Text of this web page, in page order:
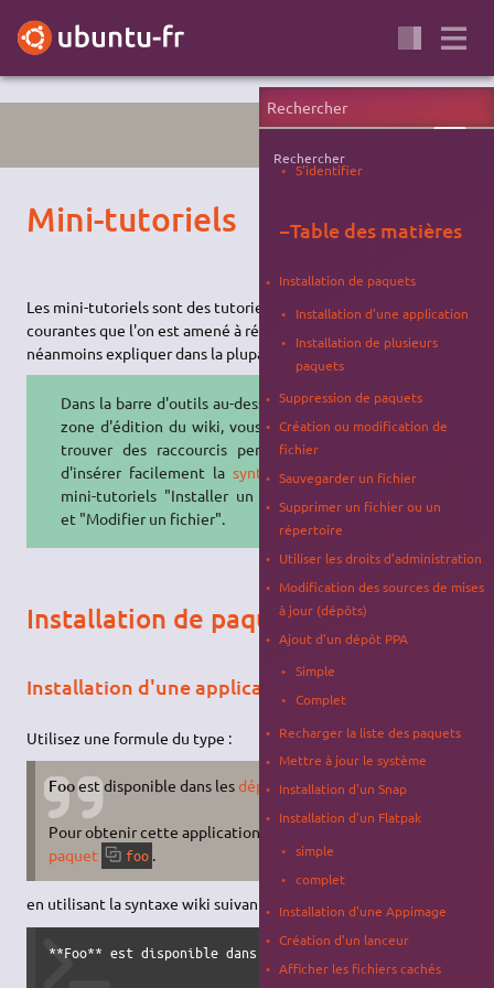
WIKI
Mini-tutoriels
Les mini-tutoriels sont des tutoriels simplifiés pour les actions
courantes que l'on est amené à réaliser sur Ubuntu et qu'il faut
néanmoins expliquer dans la plupart de nos pages.
Dans la barre d'outils au-dessus de la
zone d'édition du wiki, vous pouvez
trouver des raccourcis permettant
d'insérer facilement la syntaxedes
mini-tutoriels "Installer un paquet"
et "Modifier un fichier".
Installation de paquets
Installation d'une application
Utilisez une formule du type :
Fooest disponible dans lesdépôts officiels APTd'Ubuntu.
Pour obtenir cette application il suffit donc d'
paquet
foo .
en utilisant la syntaxe wiki suivante :
**Foo** est disponible dans les [[:depots#dépôts
Rechercher
S'identifier
−Table des matières
Installation de paquets
Installation d'une application
Installation de plusieurs
paquets
Suppression de paquets
Création ou modification de
fichier
Sauvegarder un fichier
Supprimer un fichier ou un
répertoire
Utiliser les droits d'administration
Modification des sources de mises
à jour (dépôts)
Ajout d'un dépôt PPA
Simple
Complet
Recharger la liste des paquets
Mettre à jour le système
Installation d'un Snap
Installation d'un Flatpak
simple
complet
Installation d'une Appimage
Création d'un lanceur
Afficher les fichiers cachés